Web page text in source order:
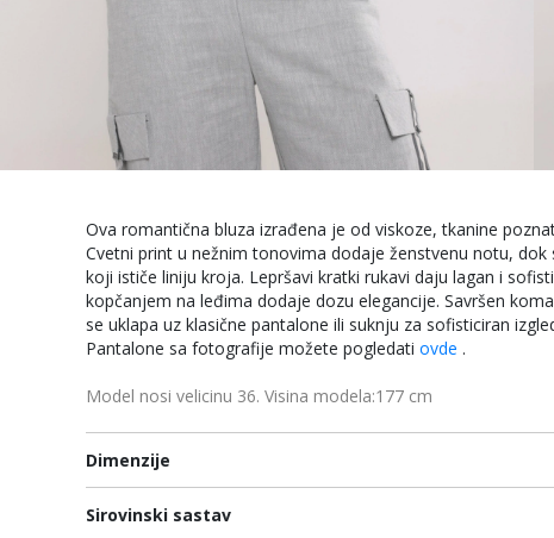
Ova romantična bluza izrađena je od viskoze, tkanine
Cvetni print u nežnim tonovima dodaje ženstvenu notu,
koji ističe liniju kroja. Lepršavi kratki rukavi daju lagan i
kopčanjem na leđima dodaje dozu elegancije. Savršen
se uklapa uz klasične pantalone ili suknju za sofisticiran
Pantalone sa fotografije možete pogledatiovde .
Model nosi velicinu 36. Visina modela:177 cm
Dimenzije
Sirovinski sastav